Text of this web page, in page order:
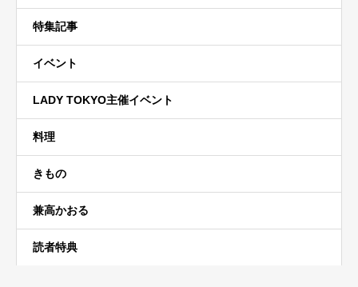
特集記事
イベント
LADY TOKYO主催イベント
料理
きもの
兼高かおる
読者特典